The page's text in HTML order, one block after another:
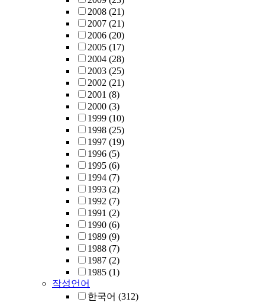
2008 (21)
2007 (21)
2006 (20)
2005 (17)
2004 (28)
2003 (25)
2002 (21)
2001 (8)
2000 (3)
1999 (10)
1998 (25)
1997 (19)
1996 (5)
1995 (6)
1994 (7)
1993 (2)
1992 (7)
1991 (2)
1990 (6)
1989 (9)
1988 (7)
1987 (2)
1985 (1)
작성언어
한국어 (312)